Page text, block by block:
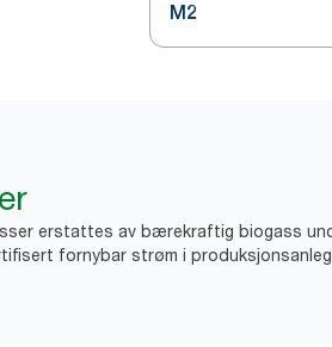
M2
erstattes av bærekraftig biogass
fornybar strøm i